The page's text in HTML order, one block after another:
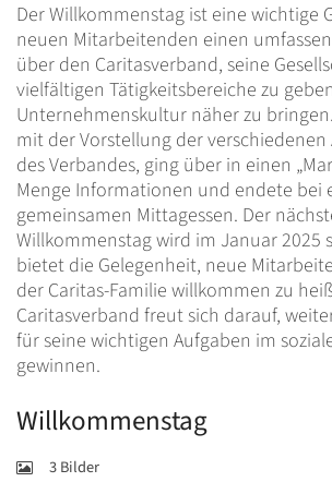
Der Willkommenstag ist eine wichtige
neuen Mitarbeitenden einen
über den Caritasverband, seine
vielfältigen Tätigkeitsbereiche zu
Unternehmenskultur näher zu
mit der Vorstellung der
des Verbandes, ging über in einen
Menge Informationen und endete bei
gemeinsamen Mittagessen. Der
Willkommenstag wird im Januar 2025
bietet die Gelegenheit, neue
der Caritas-Familie willkommen zu
Caritasverband freut sich darauf,
für seine wichtigen Aufgaben im
gewinnen.
Willkommenstag
3 Bilder